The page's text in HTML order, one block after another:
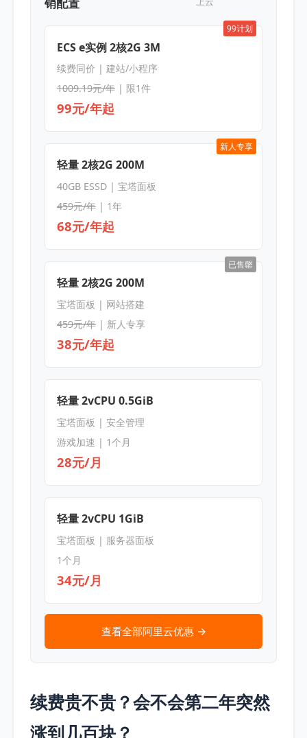
99计划
ECS e实例 2核2G 3M
续费同价 | 建站/小程序
1009.19元/年| 限1件
99元/年起
新人专享
轻量 2核2G 200M
40GB ESSD | 宝塔面板
459元/年| 1年
68元/年起
已售罄
轻量 2核2G 200M
宝塔面板 | 网站搭建
459元/年| 新人专享
38元/年起
轻量 2vCPU 0.5GiB
宝塔面板 | 安全管理
游戏加速 | 1个月
28元/月
轻量 2vCPU 1GiB
宝塔面板 | 服务器面板
1个月
34元/月
查看全部阿里云优惠 →
续费贵不贵？会不会第二年突然
涨到几百块？